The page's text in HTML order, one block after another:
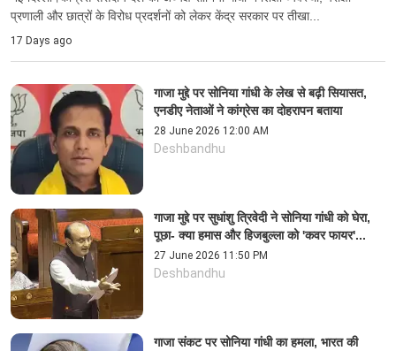
प्रणाली और छात्रों के विरोध प्रदर्शनों को लेकर केंद्र सरकार पर तीखा...
17 Days ago
गाजा मुद्दे पर सोनिया गांधी के लेख से बढ़ी सियासत,
एनडीए नेताओं ने कांग्रेस का दोहरापन बताया
28 June 2026 12:00 AM
Deshbandhu
गाजा मुद्दे पर सुधांशु त्रिवेदी ने सोनिया गांधी को घेरा,
पूछा- क्या हमास और हिजबुल्ला को 'कवर फायर'...
27 June 2026 11:50 PM
Deshbandhu
गाजा संकट पर सोनिया गांधी का हमला, भारत की